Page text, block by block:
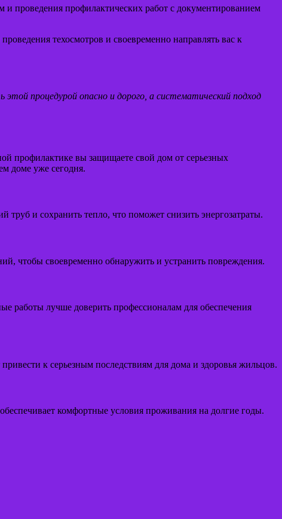
и проведения профилактических работ с документированием
техосмотров и своевременно направлять вас к
процедурой опасно и дорого, а систематический подход
профилактике вы защищаете свой дом от серьезных
доме уже сегодня.
и сохранить тепло, что поможет снизить энергозатраты.
чтобы своевременно обнаружить и устранить повреждения.
работы лучше доверить профессионалам для обеспечения
к серьезным последствиям для дома и здоровья жильцов.
комфортные условия проживания на долгие годы.